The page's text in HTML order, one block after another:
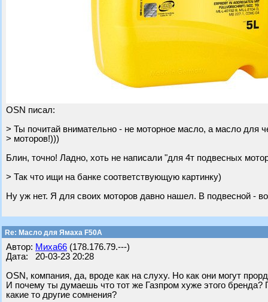
OSN писал:
> Ты почитай внимательно - не моторное масло, а масло
> моторов!)))
Блин, точно! Ладно, хоть не написали "для 4т подвесных
> Так что ищи на банке соответствующую картинку)
Ну уж нет. Я для своих моторов давно нашел. В подвесной -
Re: Масло для Ямаха F50A
Автор: Миха66 (178.176.79.---)
Дата: 20-03-23 20:28
OSN, компания, да, вроде как на слуху. Но как они могут
И почему ты думаешь что тот же Газпром хуже этого
какие то другие сомнения?